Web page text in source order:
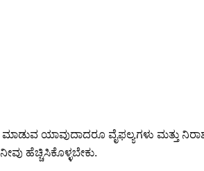
ಯಾವುದಾದರೂ ವೈಫಲ್ಯಗಳು ಮತ್ತು
ಹೆಚ್ಚಿಸಿಕೊಳ್ಳಬೇಕು.